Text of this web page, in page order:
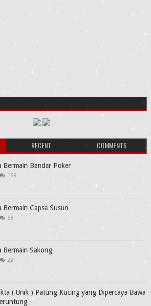
RECENT COMMENTS
Bermain Bandar Poker
169
Bermain Capsa Susun
58
Bermain Sakong
22
( Unik ) Patung Kucing yang Dipercaya Bawa